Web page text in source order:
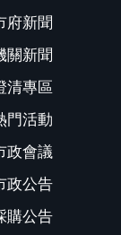
府新聞
關新聞
清專區
門活動
政會議
政公告
購公告